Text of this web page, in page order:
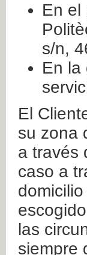
En el
s/n,
En la
El
su zona
a través
caso a
las
siempre